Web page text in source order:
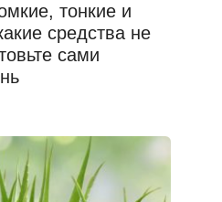
тонкие и
средства не
сами